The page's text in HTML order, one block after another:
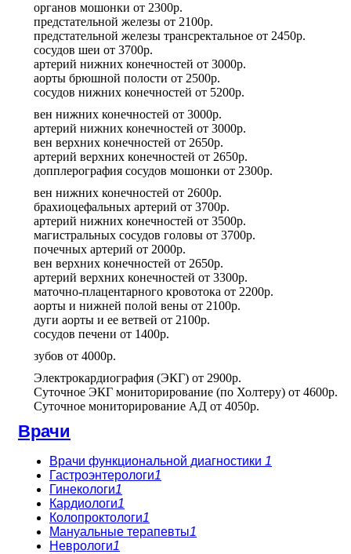
органов мошонки от 2300р.
предстательной железы от 2100р.
предстательной железы трансректальное от 2450р.
сосудов шеи от 3700р.
артерий нижних конечностей от 3000р.
аорты брюшной полости от 2500р.
сосудов нижних конечностей от 5200р.
вен нижних конечностей от 3000р.
артерий нижних конечностей от 3000р.
вен верхних конечностей от 2650р.
артерий верхних конечностей от 2650р.
допплерография сосудов мошонки от 2300р.
вен нижних конечностей от 2600р.
брахиоцефальных артерий от 3700р.
артерий нижних конечностей от 3500р.
магистральных сосудов головы от 3700р.
почечных артерий от 2000р.
вен верхних конечностей от 2650р.
артерий верхних конечностей от 3300р.
маточно-плацентарного кровотока от 2200р.
аорты и нижней полой вены от 2100р.
дуги аорты и ее ветвей от 2100р.
сосудов печени от 1400р.
зубов от 4000р.
Электрокардиография (ЭКГ) от 2900р.
Суточное ЭКГ мониторирование (по Холтеру) от 4600р.
Суточное мониторирование АД от 4050р.
Врачи
Врачи функциональной диагностики 1
Гастроэнтерологи1
Гинекологи1
Кардиологи1
Колопроктологи1
Мануальные терапевты1
Неврологи1